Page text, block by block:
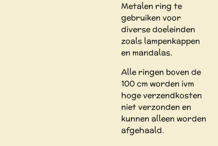
Metalen ring te
gebruiken voor
diverse doeleinden
zoals lampenkappen
en mandalas.
Alle ringen boven de
100 cm worden ivm
hoge verzendkosten
niet verzonden en
kunnen alleen worden
afgehaald.